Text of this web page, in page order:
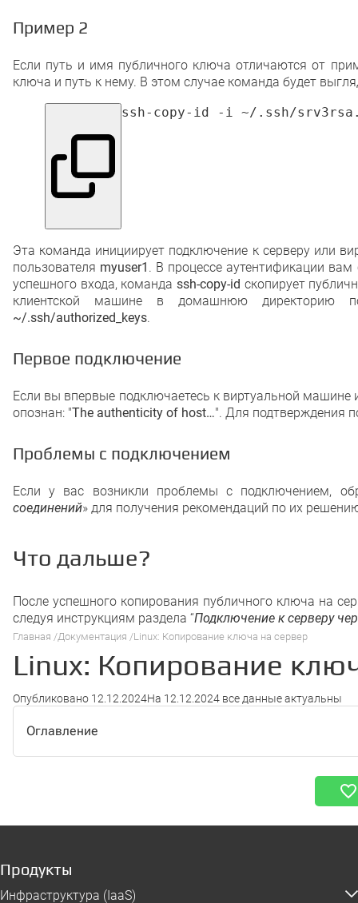
Оглавление
Главная Документация Linux: Копирование ключа на сервер
Linux: Копирование
Опубликовано 12.12.2024На 12.12.2024 все данные актуальны
Пример 2
Если путь и имя публичного ключа отличаются от
ключа и путь к нему. В этом случае команда будет
ssh-copy-id -i ~/.ssh/
Эта команда инициирует подключение к серверу или
пользователя myuser1 . В процессе аутентификации
успешного входа, командаssh-copy-id скопирует
клиентской машине в домашнюю директорию
~/.ssh/authorized_keys.
Первое подключение
Если вы впервые подключаетесь к виртуальной машине
опознан: "The authenticity of host…". Для подтверждения
Проблемы с подключением
Если у вас возникли проблемы с подключением,
соединений» для получения рекомендаций по их
Что дальше?
После успешного копирования публичного ключа на
следуя инструкциям раздела “Подключение к серверу
Продукты
Инфраструктура (IaaS)